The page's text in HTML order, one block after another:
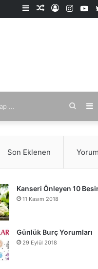
Kayıt
Rastgele
Kenar
Arama
yap
Son Eklenen
Kanseri Önleyen 10
11 Kasım 2018
Günlük Burç Yorumları
29 Eylül 2018